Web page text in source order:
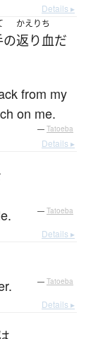
Details ▸
の
かえりち
返り血だ
from my
on me.
— Tatoeba
Details ▸
— Tatoeba
Details ▸
— Tatoeba
Details ▸